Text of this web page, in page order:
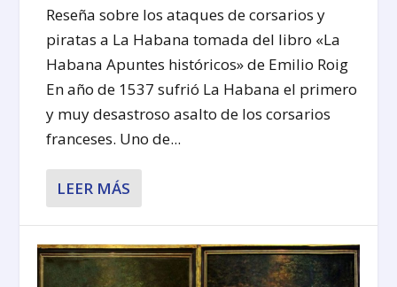
Reseña sobre los ataques de corsarios y
piratas a La Habana tomada del libro «La
Habana Apuntes históricos» de Emilio Roig
En año de 1537 sufrió La Habana el primero
y muy desastroso asalto de los corsarios
franceses. Uno de...
LEER MÁS